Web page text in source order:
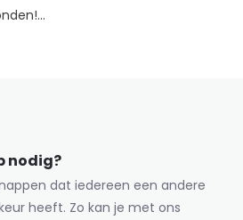
nodig?
dat iedereen een andere
heeft. Zo kan je met ons